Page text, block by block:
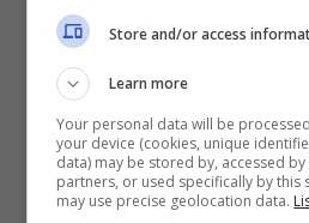
Faro di Punta Fenaio all’isola
bellissimo
Store and/or access
Learn more
Your personal data will be
your device (cookies, unique
data) may be stored by, accessed
partners, or used specifically by this
may use precise geolocation data.